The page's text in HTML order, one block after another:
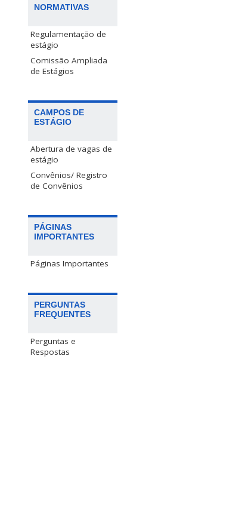
NORMATIVAS
Regulamentação de
estágio
Comissão Ampliada
de Estágios
CAMPOS DE
ESTÁGIO
Abertura de vagas de
estágio
Convênios/ Registro
de Convênios
PÁGINAS
IMPORTANTES
Páginas Importantes
PERGUNTAS
FREQUENTES
Perguntas e
Respostas